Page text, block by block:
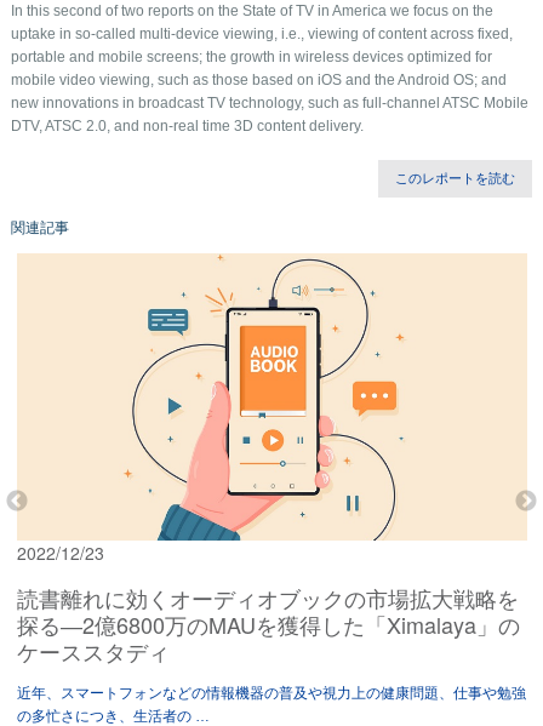
In this second of two reports on the State of TV in America we focus on the
uptake in so-called multi-device viewing, i.e., viewing of content across fixed,
portable and mobile screens; the growth in wireless devices optimized for
mobile video viewing, such as those based on iOS and the Android OS; and
new innovations in broadcast TV technology, such as full-channel ATSC Mobile
DTV, ATSC 2.0, and non-real time 3D content delivery.
このレポートを読む
関連記事
2022/12/23
読書離れに効くオーディオブックの市場拡大戦略を
探る―2億6800万のMAUを獲得した「Ximalaya」の
ケーススタディ
近年、スマートフォンなどの情報機器の普及や視力上の健康問題、仕事や勉強
の多忙さにつき、生活者の …